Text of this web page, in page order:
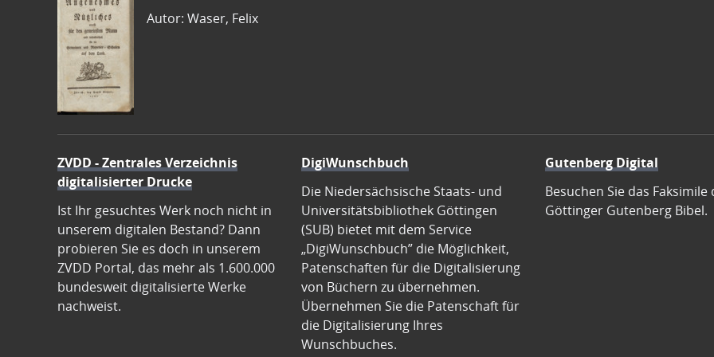
Autor: Waser, Felix
ZVDD - Zentrales Verzeichnis
digitalisierter Drucke
Ist Ihr gesuchtes Werk noch nicht in
unserem digitalen Bestand? Dann
probieren Sie es doch in unserem
ZVDD Portal, das mehr als 1.600.000
bundesweit digitalisierte Werke
nachweist.
DigiWunschbuch
Die Niedersächsische Staats- und
Universitätsbibliothek Göttingen
(SUB) bietet mit dem Service
„DigiWunschbuch” die Möglichkeit,
Patenschaften für die Digitalisierung
von Büchern zu übernehmen.
Übernehmen Sie die Patenschaft für
die Digitalisierung Ihres
Wunschbuches.
Gutenberg Digital
Besuchen Sie das Faksimile
Göttinger Gutenberg Bibel.